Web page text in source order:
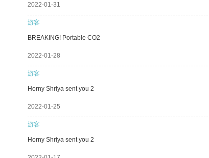
2022-01-31
游客
BREAKING! Portable CO2
2022-01-28
游客
Horny Shriya sent you 2
2022-01-25
游客
Horny Shriya sent you 2